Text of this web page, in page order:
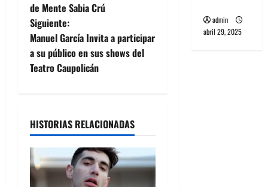
a
v
e
c
i
de Mente Sabia Crú
Siguiente:
Manuel García Invita a participar
a su público en sus shows del
Teatro Caupolicán
HISTORIAS RELACIONADAS
admin
abril 29, 2025